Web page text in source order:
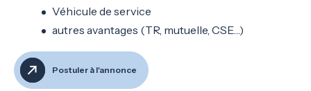
Véhicule de service
autres avantages (TR, mutuelle, CSE…)
Postuler à l'annonce